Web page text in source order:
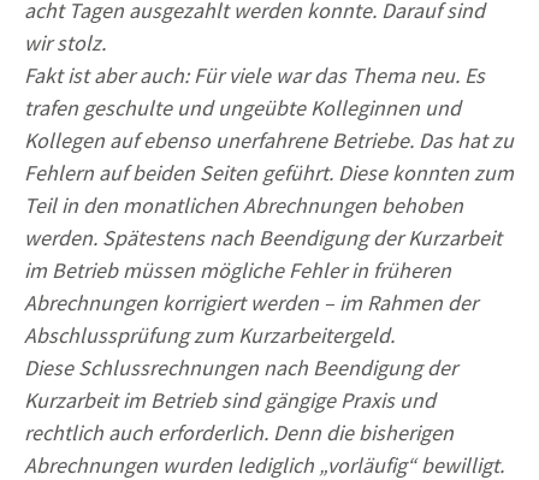
acht Tagen ausgezahlt werden konnte. Darauf sind
wir stolz.
Fakt ist aber auch: Für viele war das Thema neu. Es
trafen geschulte und ungeübte Kolleginnen und
Kollegen auf ebenso unerfahrene Betriebe. Das hat zu
Fehlern auf beiden Seiten geführt. Diese konnten zum
Teil in den monatlichen Abrechnungen behoben
werden. Spätestens nach Beendigung der Kurzarbeit
im Betrieb müssen mögliche Fehler in früheren
Abrechnungen korrigiert werden – im Rahmen der
Abschlussprüfung zum Kurzarbeitergeld.
Diese Schlussrechnungen nach Beendigung der
Kurzarbeit im Betrieb sind gängige Praxis und
rechtlich auch erforderlich. Denn die bisherigen
Abrechnungen wurden lediglich „vorläufig“ bewilligt.